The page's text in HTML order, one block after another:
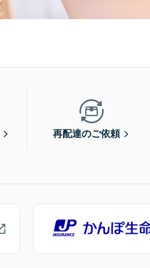
再配達のご依頼